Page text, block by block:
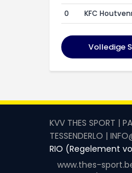
0
KFC
Volledige
KVV THES SPORT |
TESSENDERLO |
RIO (Regelement
www.thes-